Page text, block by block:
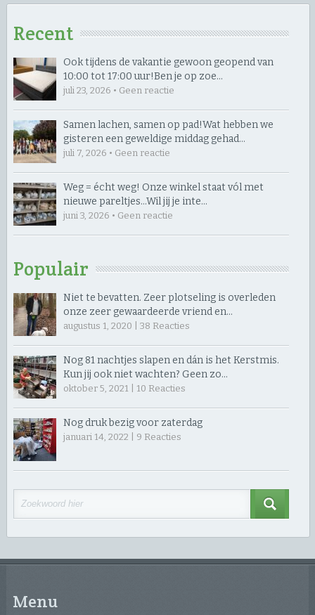
Recent
Ook tijdens de vakantie gewoon geopend van
10:00 tot 17:00 uur! ​Ben je op zoe…
juli 23, 2026 • Geen reactie
Samen lachen, samen op pad! ​Wat hebben we
gisteren een geweldige middag gehad…
juli 7, 2026 • Geen reactie
Weg = écht weg! Onze winkel staat vól met
nieuwe pareltjes… ​Wil jij je inte…
juni 3, 2026 • Geen reactie
Populair
Niet te bevatten. Zeer plotseling is overleden
onze zeer gewaardeerde vriend en…
augustus 1, 2020 | 38 Reacties
Nog 81 nachtjes slapen en dán is het Kerstmis.
Kun jij ook niet wachten? Geen zo…
oktober 5, 2021 | 10 Reacties
Nog druk bezig voor zaterdag
januari 14, 2022 | 9 Reacties
Menu